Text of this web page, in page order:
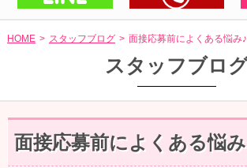
HOME スタッフブログ 面接応募前によくある悩み♪
スタッフブロ
面接応募前によくある悩